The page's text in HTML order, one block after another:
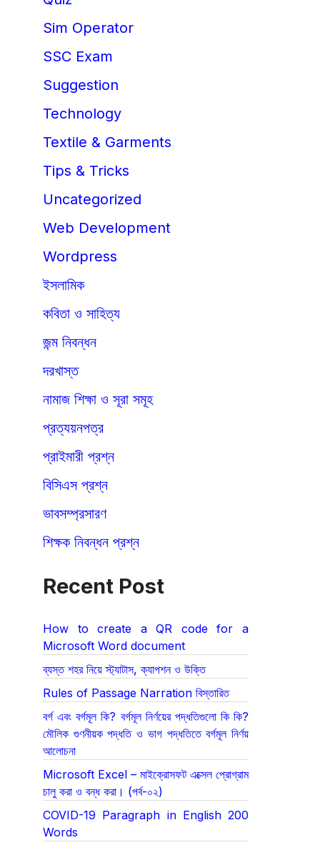
Sim Operator
SSC Exam
Suggestion
Technology
Textile & Garments
Tips & Tricks
Uncategorized
Web Development
Wordpress
ইসলামিক
কবিতা ও সাহিত্য
জন্ম নিবন্ধন
দরখাস্ত
নামাজ শিক্ষা ও সূরা সমূহ
প্রত্যয়নপত্র
প্রাইমারী প্রশ্ন
বিসিএস প্রশ্ন
ভাবসম্প্রসারণ
শিক্ষক নিবন্ধন প্রশ্ন
Recent Post
How to create a QR code for a
Microsoft Word document
ব্যস্ত শহর নিয়ে স্ট্যাটাস, ক্যাপশন ও উক্তি
Rules of Passage Narration বিস্তারিত
বর্গ এবং বর্গমূল কি? বর্গমূল নির্ণয়ের পদ্ধতিগুলো কি কি?
মৌলিক গুণনীয়ক পদ্ধতি ও ভাগ পদ্ধতিতে বর্গমূল নির্ণয়
আলোচনা
Microsoft Excel – মাইক্রোসফট এক্সেল প্রোগ্রাম
চালু করা ও বন্ধ করা। (পর্ব-০২)
COVID-19 Paragraph in English 200
Words